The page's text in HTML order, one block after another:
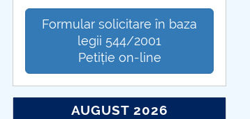
Formular solicitare în baza
legii 544/2001
Petiție on-line
AUGUST 2026